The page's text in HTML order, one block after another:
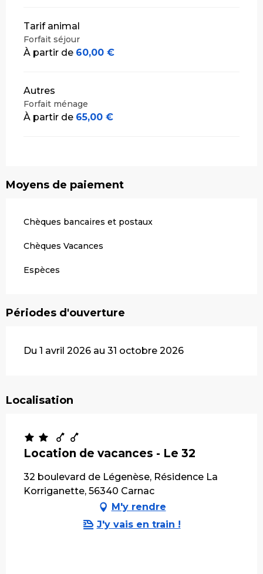
Tarif animal
Forfait séjour
À partir de 60,00 €
Autres
Forfait ménage
À partir de 65,00 €
Moyens de paiement
Chèques bancaires et postaux
Chèques Vacances
Espèces
Périodes d'ouverture
Du 1 avril 2026 au 31 octobre 2026
Localisation
Location de vacances - Le 32
32 boulevard de Légenèse, Résidence La
Korriganette, 56340 Carnac
M'y rendre
J'y vais en train !